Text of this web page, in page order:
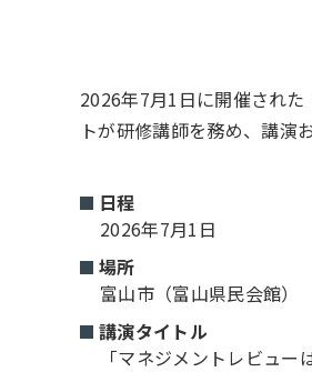
2026年7月1日に開催され
トが研修講師を務め、講演
日程
2026年7月1日
場所
富山市（富山県民会館）
講演タイトル
「マネジメントレビュー